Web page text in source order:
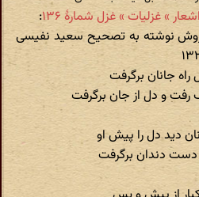
» غزلیات » غزل شمارهٔ ۱۳۶
:
روش نوشته به تصحیح سعید نفیسی
جانان برگرفت
و دل از جان برگرفت
دید دل را پیش او
دندان برگرفت